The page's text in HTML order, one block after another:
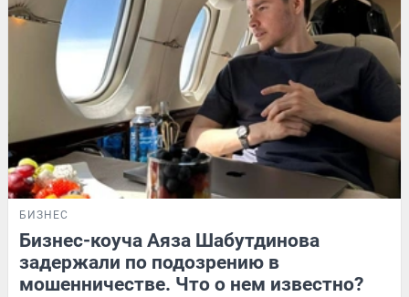
БИЗНЕС
Бизнес-коуча Аяза Шабутдинова
задержали по подозрению в
мошенничестве. Что о нем известно?